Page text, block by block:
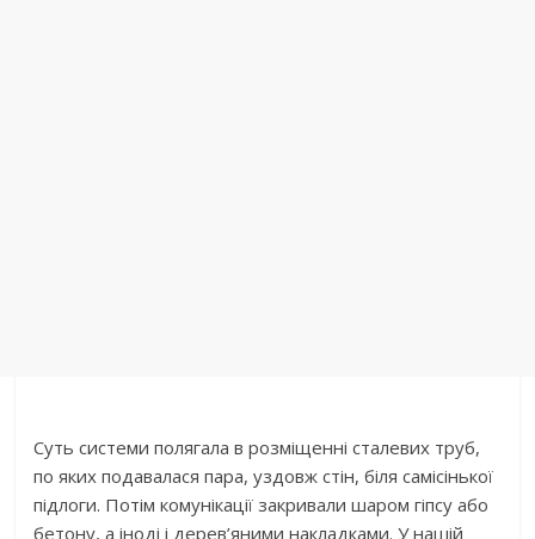
Суть системи полягала в розміщенні сталевих труб,
по яких подавалася пара, уздовж стін, біля самісінької
підлоги. Потім комунікації закривали шаром гіпсу або
бетону, а іноді і дерев’яними накладками. У нашій